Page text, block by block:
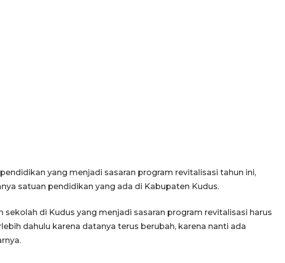
pendidikan yang menjadi sasaran program revitalisasi tahun ini,
satuan pendidikan yang ada di Kabupaten Kudus.
sekolah di Kudus yang menjadi sasaran program revitalisasi harus
dahulu karena datanya terus berubah, karena nanti ada